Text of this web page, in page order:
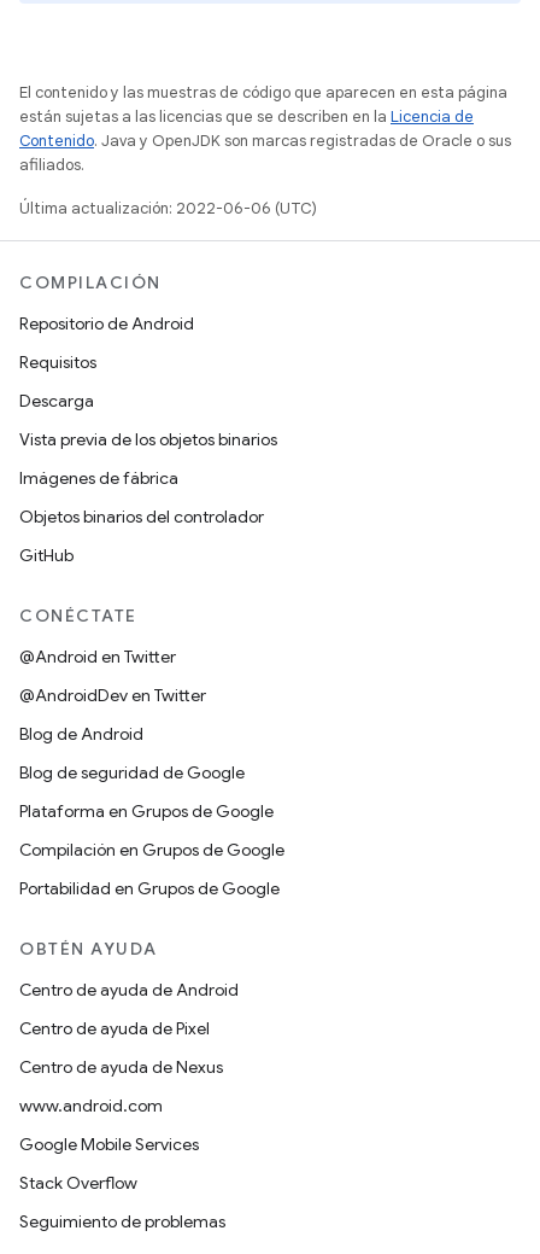
El contenido y las muestras de código que aparecen en esta página
están sujetas a las licencias que se describen en la Licencia de
Contenido. Java y OpenJDK son marcas registradas de Oracle o sus
afiliados.
Última actualización: 2022-06-06 (UTC)
COMPILACIÓN
Repositorio de Android
Requisitos
Descarga
Vista previa de los objetos binarios
Imágenes de fábrica
Objetos binarios del controlador
GitHub
CONÉCTATE
@Android en Twitter
@AndroidDev en Twitter
Blog de Android
Blog de seguridad de Google
Plataforma en Grupos de Google
Compilación en Grupos de Google
Portabilidad en Grupos de Google
OBTÉN AYUDA
Centro de ayuda de Android
Centro de ayuda de Pixel
Centro de ayuda de Nexus
www.android.com
Google Mobile Services
Stack Overflow
Seguimiento de problemas